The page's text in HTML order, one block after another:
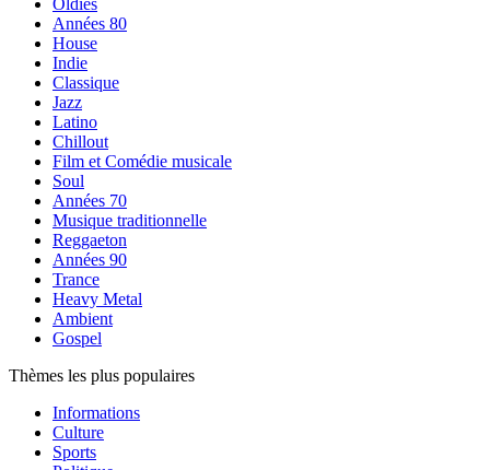
Oldies
Années 80
House
Indie
Classique
Jazz
Latino
Chillout
Film et Comédie musicale
Soul
Années 70
Musique traditionnelle
Reggaeton
Années 90
Trance
Heavy Metal
Ambient
Gospel
Thèmes les plus populaires
Informations
Culture
Sports